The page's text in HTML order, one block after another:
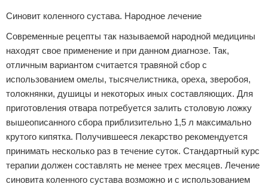
Синовит коленного сустава. Народное лечение
Современные рецепты так называемой народной медицины
находят свое применение и при данном диагнозе. Так,
отличным вариантом считается травяной сбор с
использованием омелы, тысячелистника, ореха, зверобоя,
толокнянки, душицы и некоторых иных составляющих. Для
приготовления отвара потребуется залить столовую ложку
вышеописанного сбора приблизительно 1,5 л максимально
крутого кипятка. Получившееся лекарство рекомендуется
принимать несколько раз в течение суток. Стандартный курс
терапии должен составлять не менее трех месяцев. Лечение
синовита коленного сустава возможно и с использованием